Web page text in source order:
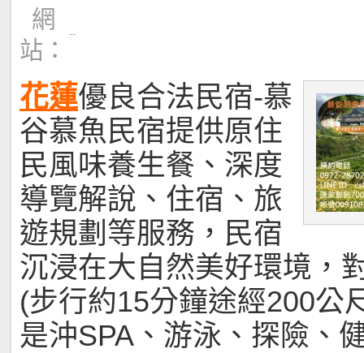
網
站：
--
花蓮優良合法民宿-慕
谷慕魚民宿提供原住
民風味養生餐、深度
導覽解說、住宿、旅
遊規劃等服務，民宿
沉浸在大自然美好環境，
(步行約15分鐘途經200公
是沖SPA、游泳、探險、